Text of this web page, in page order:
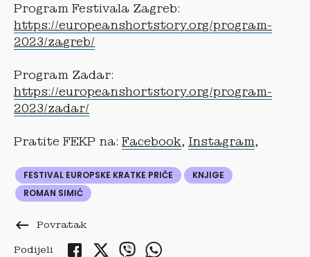
Program Festivala Zagreb:
https://europeanshortstory.org/program-
2023/zagreb/
Program Zadar:
https://europeanshortstory.org/program-
2023/zadar/
Pratite FEKP na: Facebook, Instagram,
FESTIVAL EUROPSKE KRATKE PRIČE
KNJIGE
ROMAN SIMIĆ
keyboard_backspace Povratak
Podijeli